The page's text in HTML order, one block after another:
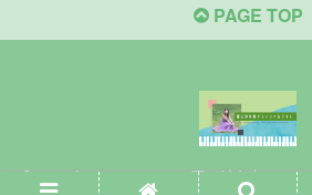
PAGE TOP
Copyright © 2020-2026 原口沙矢架オフィ